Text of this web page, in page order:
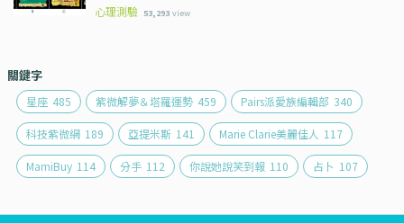
心理測驗 53,293 view
關鍵字
星座 485 紫微解夢＆塔羅運勢 459 Pairs派愛族編輯部 340
科技紫微網 189 亞提米斯 141 Marie Clarie美麗佳人 117
MamiBuy 114 分手 112 你說她說笑到報 110 占卜 107